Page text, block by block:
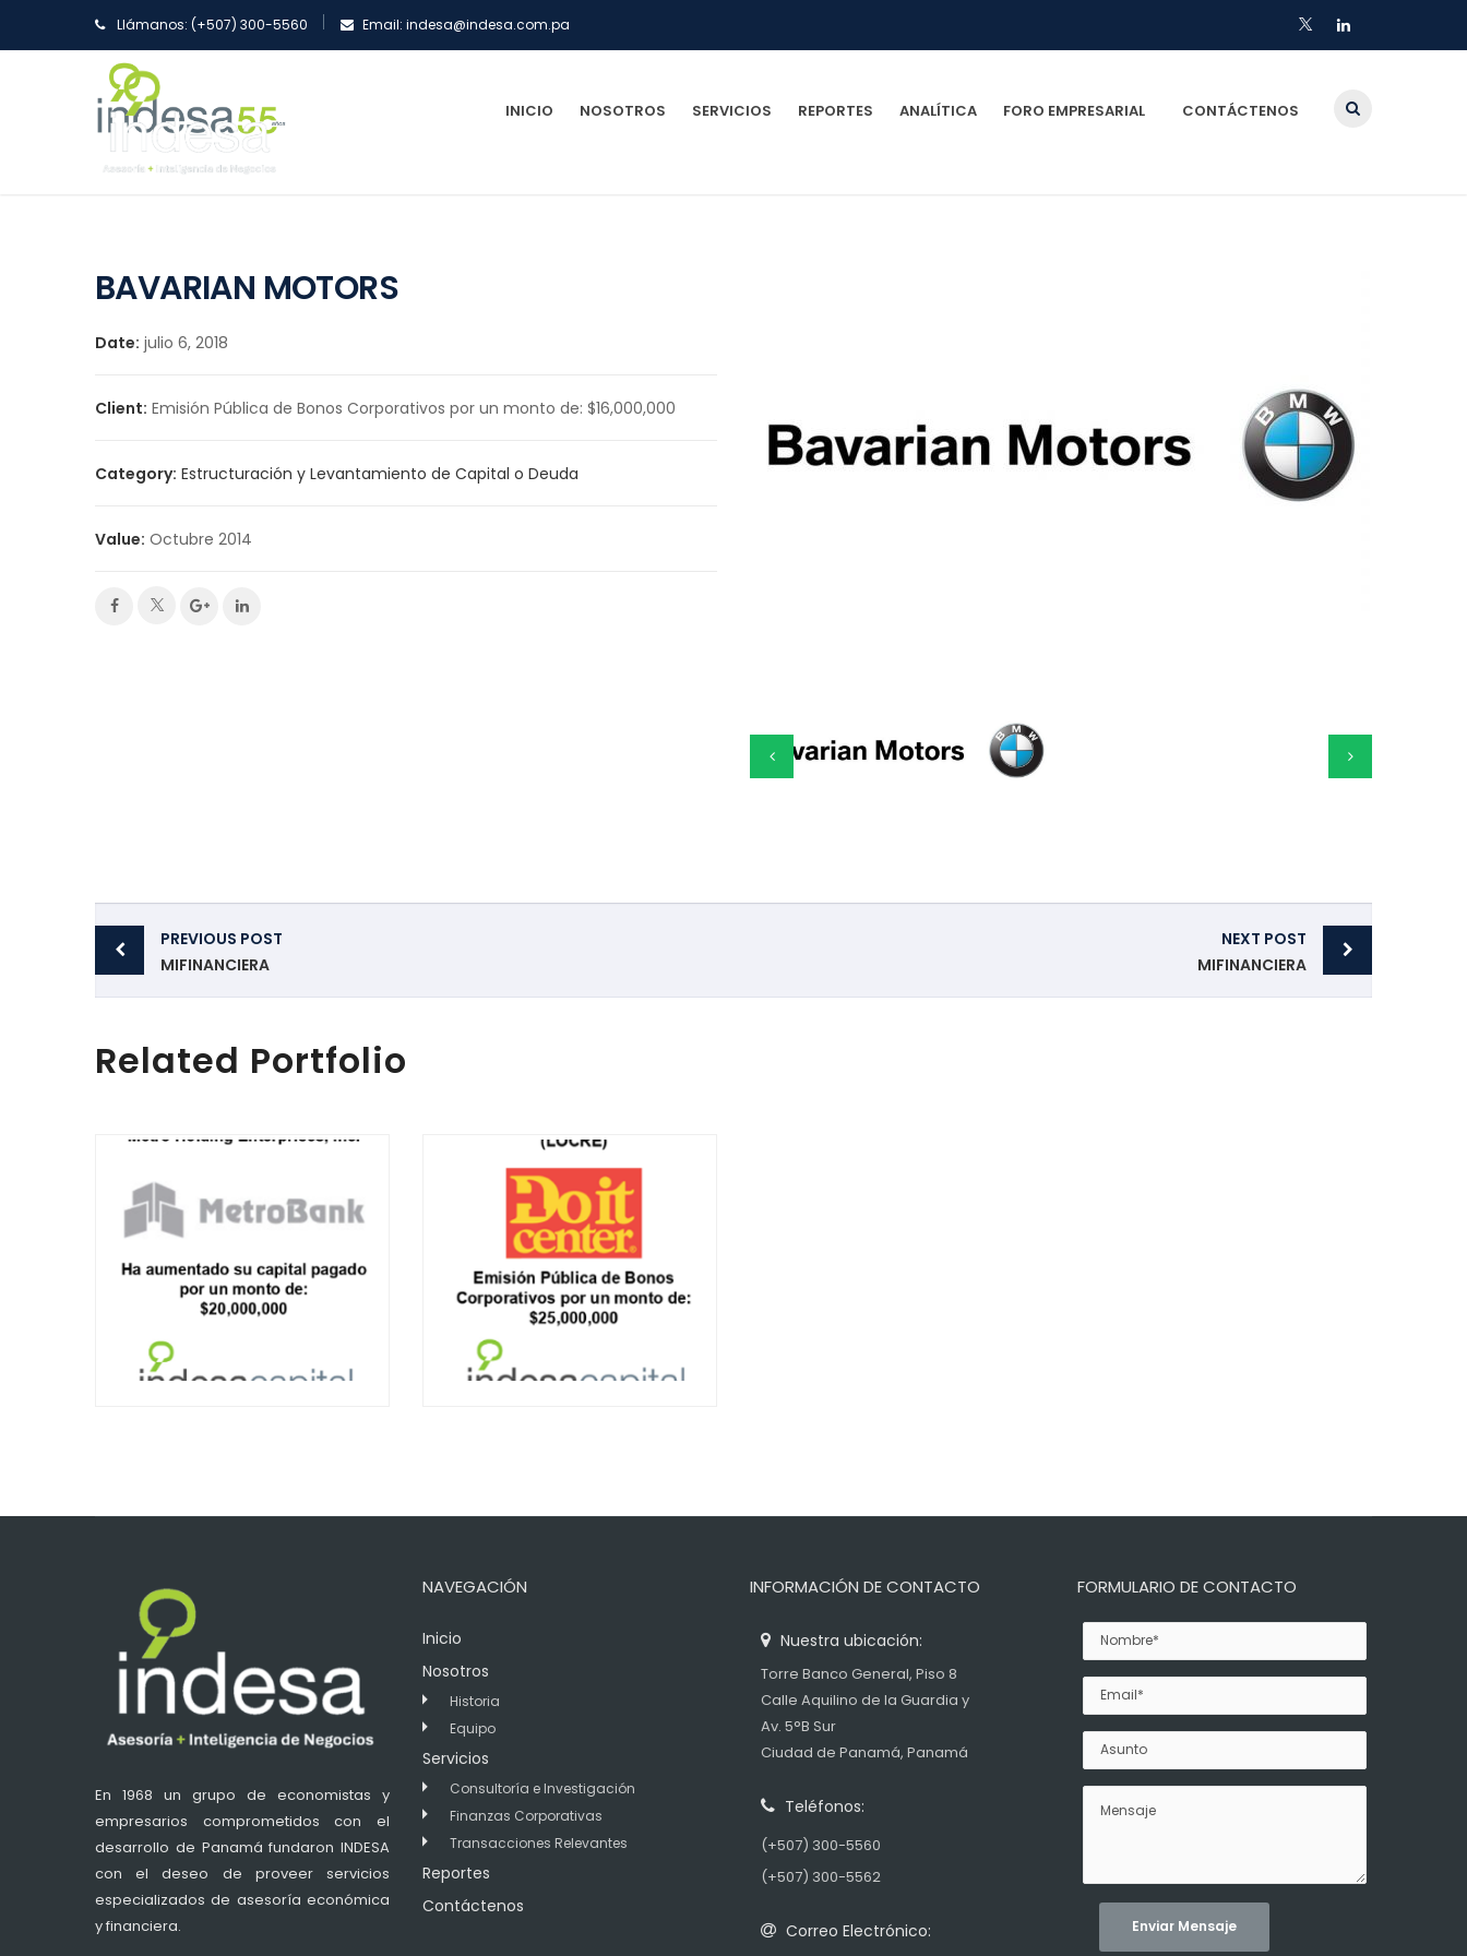
Llámanos: (+507) 300-5560 Email: indesa@indesa.com.pa
INICIO NOSOTROS SERVICIOS REPORTES ANALÍTICA FORO EMPRESARIAL CONTÁCTENOS
BAVARIAN MOTORS
Date: julio 6, 2018
Client: Emisión Pública de Bonos Corporativos por un monto de: $16,000,000
Category: Estructuración y Levantamiento de Capital o Deuda
Value: Octubre 2014
Post
navigation
PREVIOUS POST
MIFINANCIERA
NEXT POST
MIFINANCIERA
Related Portfolio
En 1968 un grupo de economistas y
empresarios comprometidos con el
desarrollo de Panamá fundaron INDESA
con el deseo de proveer servicios
especializados de asesoría económica
y financiera.
NAVEGACIÓN
Inicio
Nosotros
Historia
Equipo
Servicios
Consultoría e Investigación
Finanzas Corporativas
Transacciones Relevantes
Reportes
Contáctenos
INFORMACIÓN DE CONTACTO
Nuestra ubicación:
Torre Banco General, Piso 8
Calle Aquilino de la Guardia y
Av. 5°B Sur
Ciudad de Panamá, Panamá
Teléfonos:
(+507) 300-5560
(+507) 300-5562
Correo Electrónico:
FORMULARIO DE CONTACTO